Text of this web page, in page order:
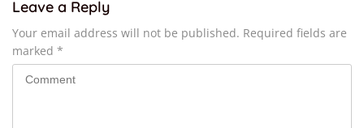
Leave a Reply
Your email address will not be published. Required fields are
marked *